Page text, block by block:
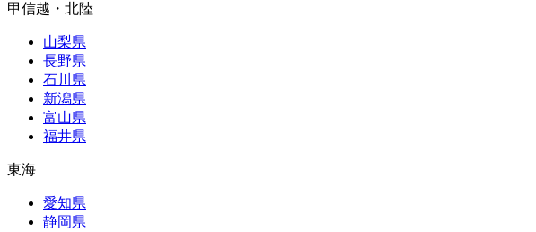
甲信越・北陸
山梨県
長野県
石川県
新潟県
富山県
福井県
東海
愛知県
静岡県